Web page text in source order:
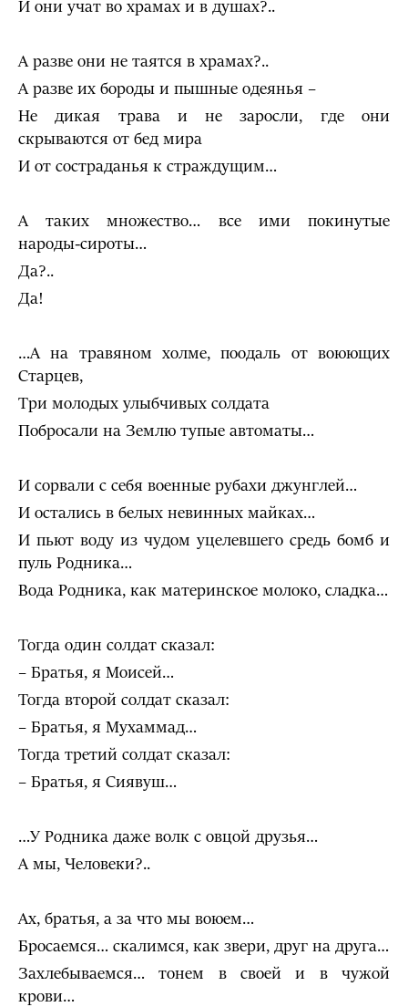
И они учат во храмах и в душах?..
А разве они не таятся в храмах?..
А разве их бороды и пышные одеянья –
Не дикая трава и не заросли, где они
скрываются от бед мира
И от состраданья к страждущим…
А таких множество… все ими покинутые
народы-сироты…
Да?..
Да!
…А на травяном холме, поодаль от воюющих
Старцев,
Три молодых улыбчивых солдата
Побросали на Землю тупые автоматы…
И сорвали с себя военные рубахи джунглей…
И остались в белых невинных майках…
И пьют воду из чудом уцелевшего средь бомб и
пуль Родника…
Вода Родника, как материнское молоко, сладка…
Тогда один солдат сказал:
– Братья, я Моисей…
Тогда второй солдат сказал:
– Братья, я Мухаммад…
Тогда третий солдат сказал:
– Братья, я Сиявуш…
…У Родника даже волк с овцой друзья…
А мы, Человеки?..
Ах, братья, а за что мы воюем…
Бросаемся… скалимся, как звери, друг на друга…
Захлебываемся… тонем в своей и в чужой
крови…